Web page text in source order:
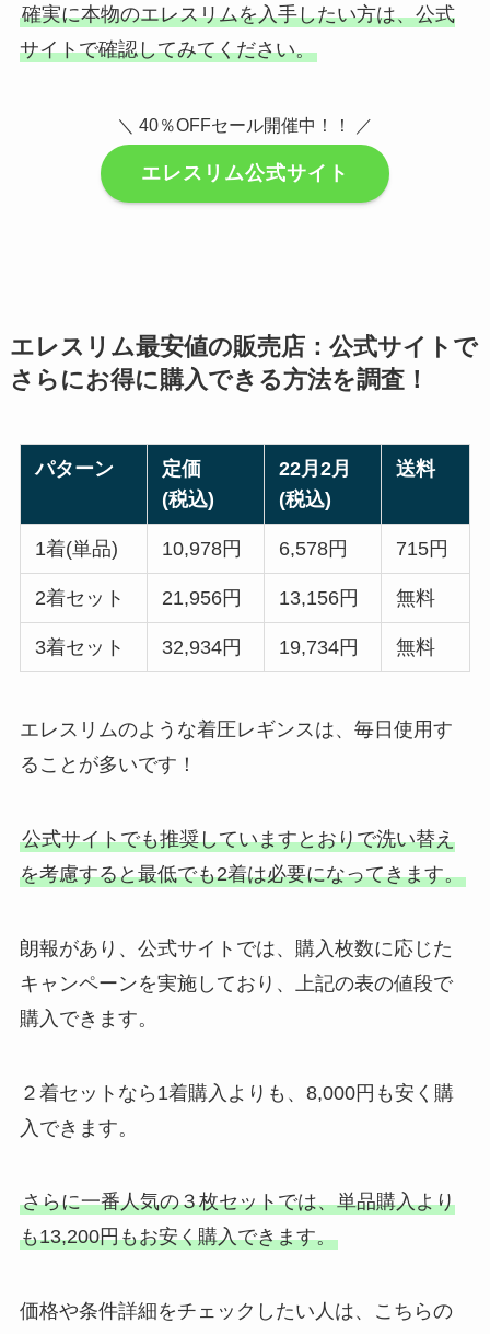
確実に本物のエレスリムを入手したい方は、公式
サイトで確認してみてください。
＼ 40％OFFセール開催中！！ ／
エレスリム公式サイト
エレスリム最安値の販売店：公式サイトで
さらにお得に購入できる方法を調査！
パターン
定価
(税込)
22月2月
(税込)
送料
1着(単品) 10,978円 6,578円 715円
2着セット 21,956円 13,156円 無料
3着セット 32,934円 19,734円 無料
エレスリムのような着圧レギンスは、毎日使用す
ることが多いです！
公式サイトでも推奨していますとおりで洗い替え
を考慮すると最低でも2着は必要になってきます。
朗報があり、公式サイトでは、購入枚数に応じた
キャンペーンを実施しており、上記の表の値段で
購入できます。
２着セットなら1着購入よりも、8,000円も安く購
入できます。
さらに一番人気の３枚セットでは、単品購入より
も13,200円もお安く購入できます。
価格や条件詳細をチェックしたい人は、こちらの